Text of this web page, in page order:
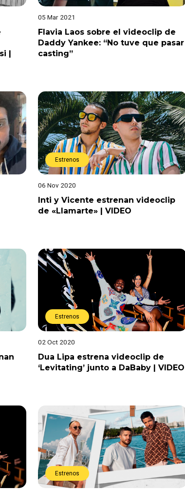
|
05 Mar 2021
Flavia Laos sobre el videoclip de
Daddy Yankee: “No tuve que pasar
casting”
Estrenos
06 Nov 2020
Inti y Vicente estrenan videoclip
de «Llamarte» | VIDEO
Estrenos
02 Oct 2020
Dua Lipa estrena videoclip de
‘Levitating’ junto a DaBaby | VIDEO
Estrenos